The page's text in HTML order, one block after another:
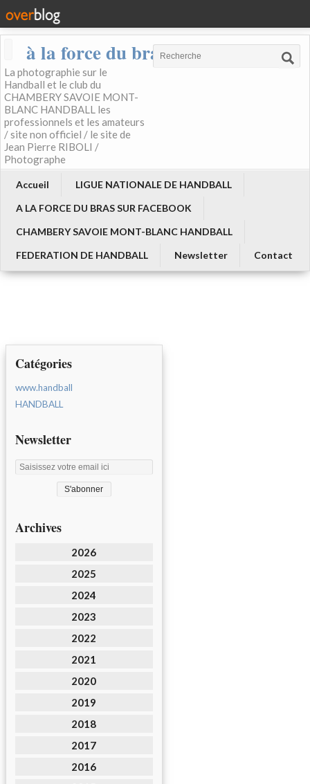
à la force du bras
La photographie sur le
Handball et le club du
CHAMBERY SAVOIE MONT-
BLANC HANDBALL les
professionnels et les amateurs
/ site non officiel / le site de
Jean Pierre RIBOLI /
Photographe
Accueil
LIGUE NATIONALE DE HANDBALL
A LA FORCE DU BRAS SUR FACEBOOK
CHAMBERY SAVOIE MONT-BLANC HANDBALL
FEDERATION DE HANDBALL
Newsletter Contact
Catégories
www.handball
HANDBALL
Newsletter
Archives
2026
2025
2024
2023
2022
2021
2020
2019
2018
2017
2016